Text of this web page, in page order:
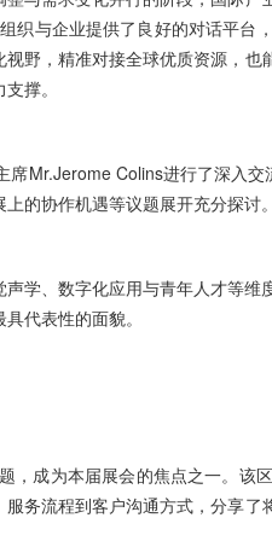
织与企业提供了良好的对话平
野，精准对接全球优质资源，
撑。
席Mr.Jerome Colins进行了深入
的协作机遇等议题展开充分探讨
学、数字化应用与青年人才等
代表性的面貌。
，成为本届展会的焦点之一。
务流程到客户沟通方式，分享